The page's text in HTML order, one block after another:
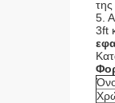
5.
3ft